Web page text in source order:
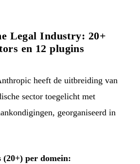
Legal Industry: 20+
en 12 plugins
heeft de uitbreiding van
sector toegelicht met
georganiseerd in
(20+) per domein: